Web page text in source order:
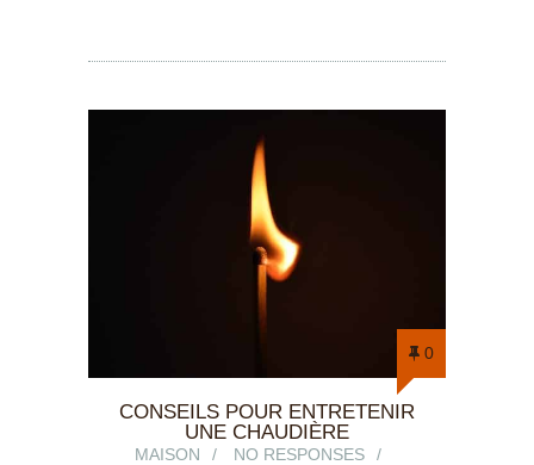
0
CONSEILS POUR ENTRETENIR
UNE CHAUDIÈRE
MAISON
NO RESPONSES